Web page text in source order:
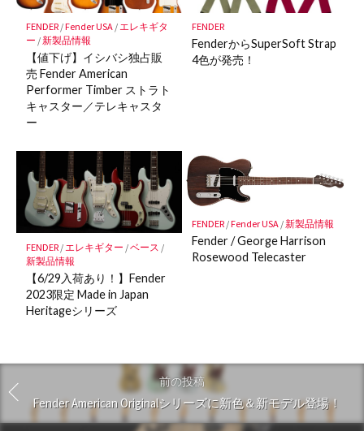
FENDER/Fender USA/エレキギタ
ー /新製品情報
【値下げ】イシバシ独占販
売 Fender American
Performer Timber ストラト
キャスター／テレキャスタ
ー
FENDER
FenderからSuperSoft Strap
4色が発売！
FENDER/ エレキギター /ベース /
新製品情報
【6/29入荷あり！】Fender
2023限定 Made in Japan
Heritageシリーズ
FENDER/Fender USA /新製品情報
Fender / George Harrison
Rosewood Telecaster
前の投稿
Fender American Originalシリーズに新色＆新モデル登場！